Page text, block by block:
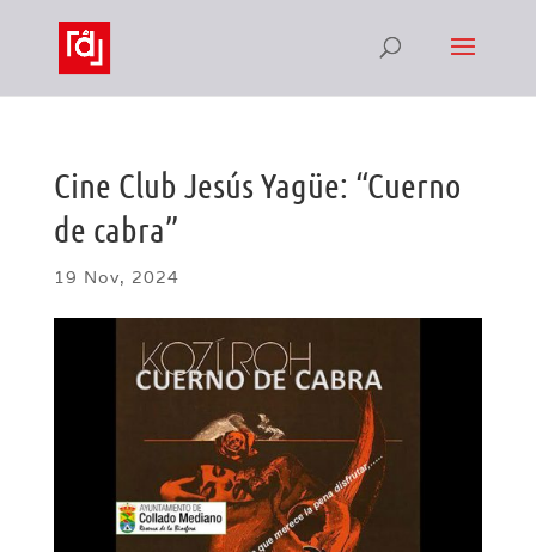
Cine Club Jesús Yagüe: “Cuerno
de cabra”
19 Nov, 2024